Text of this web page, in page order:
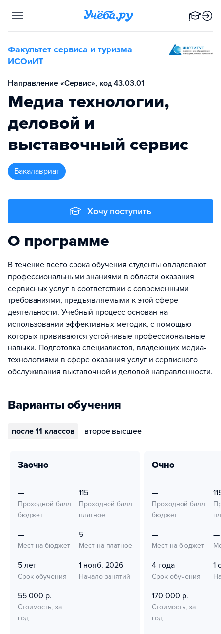
Факультет сервиса и туризма
ИСОиИТ
Направление «Сервис», код 43.03.01
Медиа технологии,
деловой и
выставочный сервис
бакалавриат
Хочу поступить
О программе
В течение всего срока обучения студенты овладевают
профессиональными знаниями в области оказания
сервисных услуг в соответствии с современными
требованиями, предъявляемыми к этой сфере
деятельности. Учебный процесс основан на
использовании эффективных методик, с помощью
которых прививаются устойчивые профессиональные
навыки. Подготовка специалистов, владеющих медиа-
технологиями в сфере оказания услуг и сервисного
обслуживания выставочной и деловой направленности.
Варианты обучения
после 11 классов второе высшее
заочно
—
Проходной балл
бюджет
115
Проходной балл
платное
—
Мест на бюджет
5
Мест на платное
5 лет
Срок обучения
1 нояб. 2026
Начало занятий
55 000 р.
Стоимость, за
год
очно
—
Проходной балл
бюджет
—
Мест на бюджет
—
4 года
Срок обучения
1
170 000 р.
Стоимость, за
год